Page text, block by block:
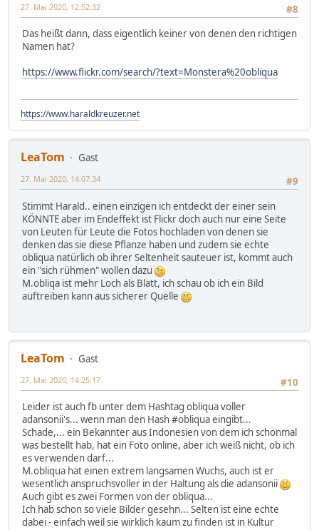
#8
27. Mai 2020, 12:52:32
Das heißt dann, dass eigentlich keiner von denen den richtigen
Namen hat?
https://www.flickr.com/search/?text=Monstera%20obliqua
https://www.haraldkreuzer.net
LeaTom
Gast
#9
27. Mai 2020, 14:07:34
Stimmt Harald.. einen einzigen ich entdeckt der einer sein
KÖNNTE aber im Endeffekt ist Flickr doch auch nur eine Seite
von Leuten für Leute die Fotos hochladen von denen sie
denken das sie diese Pflanze haben und zudem sie echte
obliqua natürlich ob ihrer Seltenheit sauteuer ist, kommt auch
ein "sich rühmen" wollen dazu
M.obliqa ist mehr Loch als Blatt, ich schau ob ich ein Bild
auftreiben kann aus sicherer Quelle
LeaTom
Gast
#10
27. Mai 2020, 14:25:17
Leider ist auch fb unter dem Hashtag obliqua voller
adansonii's... wenn man den Hash #obliqua eingibt...
Schade,... ein Bekannter aus Indonesien von dem ich schonmal
was bestellt hab, hat ein Foto online, aber ich weiß nicht, ob ich
es verwenden darf...
M.obliqua hat einen extrem langsamen Wuchs, auch ist er
wesentlich anspruchsvoller in der Haltung als die adansonii
Auch gibt es zwei Formen von der obliqua...
Ich hab schon so viele Bilder gesehn... Selten ist eine echte
dabei - einfach weil sie wirklich kaum zu finden ist in Kultur